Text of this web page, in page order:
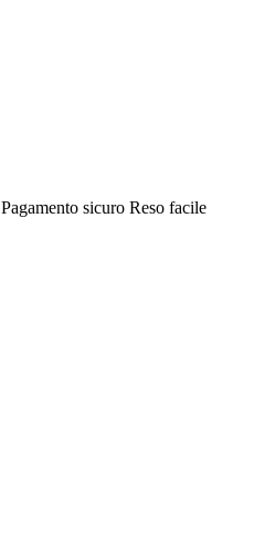
Pagamento sicuro Reso facile